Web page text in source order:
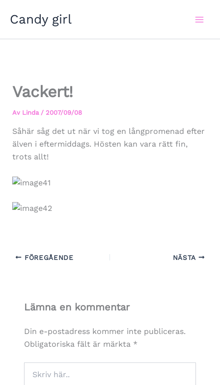
Candy girl
Vackert!
Av Linda / 2007/09/08
Såhär såg det ut när vi tog en långpromenad efter
älven i eftermiddags. Hösten kan vara rätt fin,
trots allt!
FÖREGÅENDE NÄSTA
Lämna en kommentar
Din e-postadress kommer inte publiceras.
Obligatoriska fält är märkta *
här..